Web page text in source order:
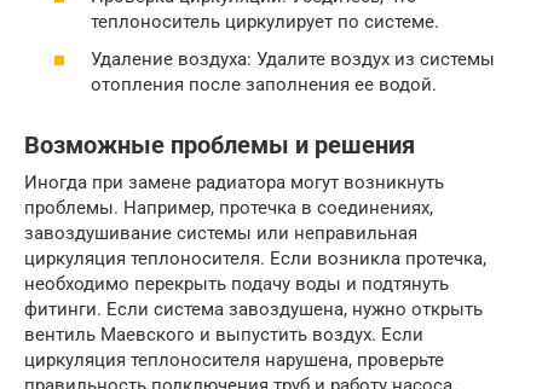
теплоноситель циркулирует по системе.
Удаление воздуха: Удалите воздух из системы
отопления после заполнения ее водой.
Возможные проблемы и решения
Иногда при замене радиатора могут возникнуть
проблемы. Например, протечка в соединениях,
завоздушивание системы или неправильная
циркуляция теплоносителя. Если возникла протечка,
необходимо перекрыть подачу воды и подтянуть
фитинги. Если система завоздушена, нужно открыть
вентиль Маевского и выпустить воздух. Если
циркуляция теплоносителя нарушена, проверьте